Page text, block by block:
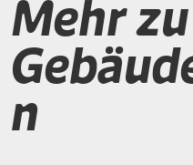
Mehr zu
n